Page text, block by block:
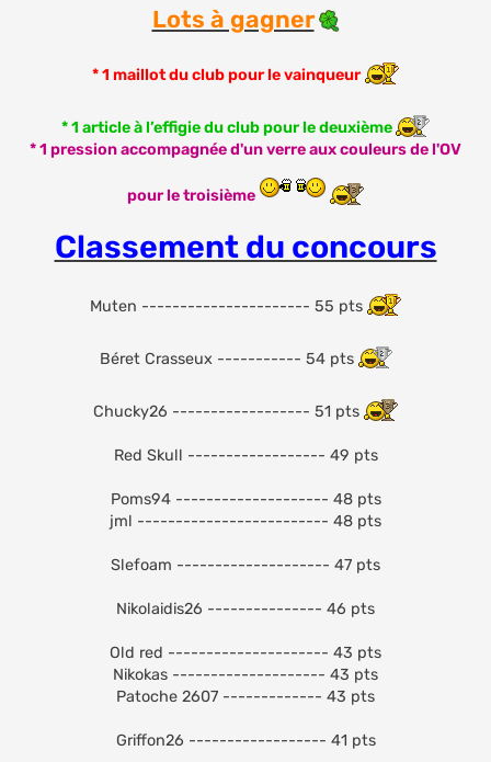
Lots à gagner
* 1 maillot du club pour le vainqueur
* 1 article à l’effigie du club pour le deuxième
* 1 pression accompagnée d'un verre aux couleurs de l'OV
pour le troisième
Classement du concours
Muten ---------------------- 55 pts
Béret Crasseux ----------- 54 pts
Chucky26 ------------------ 51 pts
Red Skull ------------------ 49 pts
Poms94 -------------------- 48 pts
jml ------------------------- 48 pts
Slefoam -------------------- 47 pts
Nikolaidis26 --------------- 46 pts
Old red --------------------- 43 pts
Nikokas -------------------- 43 pts
Patoche 2607 ------------- 43 pts
Griffon26 ------------------ 41 pts